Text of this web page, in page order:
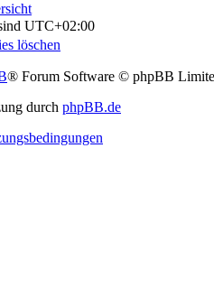
UTC+02:00
löschen
® Forum Software © phpBB
durch phpBB.de